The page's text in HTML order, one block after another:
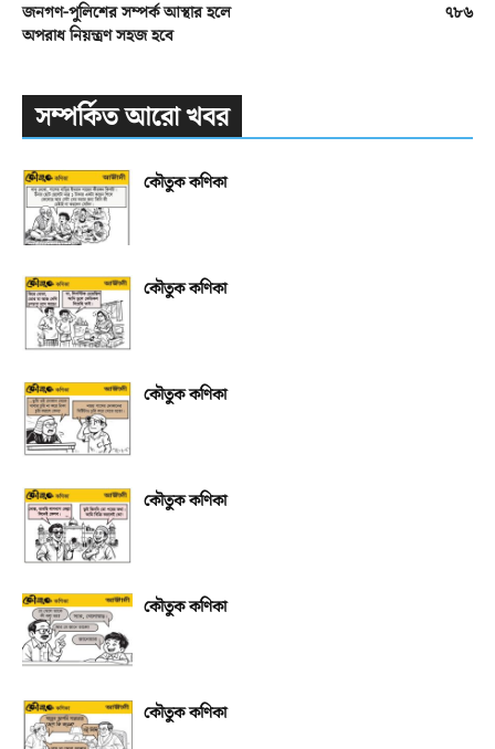
জনগণ-পুলিশের সম্পর্ক আস্থার হলে
অপরাধ নিয়ন্ত্রণ সহজ হবে
৭৮৬
সম্পর্কিত আরো খবর
কৌতুক কণিকা
কৌতুক কণিকা
কৌতুক কণিকা
কৌতুক কণিকা
কৌতুক কণিকা
কৌতুক কণিকা